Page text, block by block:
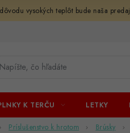
vysokých teplôt bude naša
K TERČU LETKY
Príslušenstvo k hrotom Brúsky